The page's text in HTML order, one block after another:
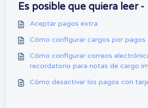
Es posible que quiera leer -
Aceptar pagos extra
Cómo configurar cargos por pagos
Cómo configurar correos
recordatorio para notas de cargo
Cómo desactivar los pagos con